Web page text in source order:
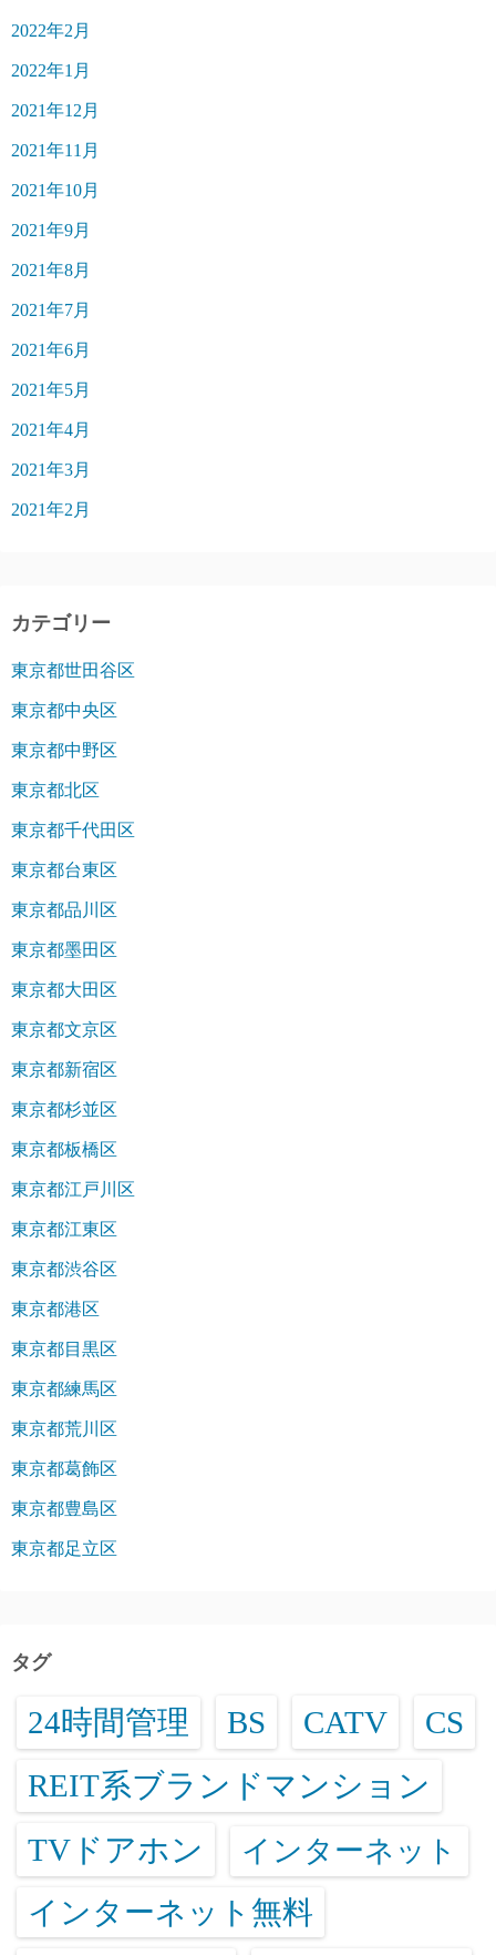
2022年2月
2022年1月
2021年12月
2021年11月
2021年10月
2021年9月
2021年8月
2021年7月
2021年6月
2021年5月
2021年4月
2021年3月
2021年2月
カテゴリー
東京都世田谷区
東京都中央区
東京都中野区
東京都北区
東京都千代田区
東京都台東区
東京都品川区
東京都墨田区
東京都大田区
東京都文京区
東京都新宿区
東京都杉並区
東京都板橋区
東京都江戸川区
東京都江東区
東京都渋谷区
東京都港区
東京都目黒区
東京都練馬区
東京都荒川区
東京都葛飾区
東京都豊島区
東京都足立区
タグ
24時間管理 BS CATV CS
REIT系ブランドマンション
TVドアホン インターネット
インターネット無料